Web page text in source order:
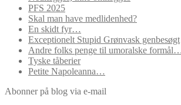
PFS 2025
Skal man have medlidenhed?
En skidt fyr…
Exceptionelt Stupid Grønvask genbesøgt
Andre folks penge til umoralske formål…
Tyske tåberier
Petite Napoleanna…
Abonner på blog via e-mail